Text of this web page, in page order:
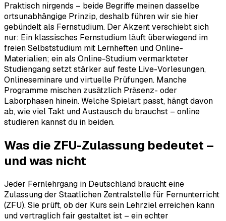
Praktisch nirgends – beide Begriffe meinen dasselbe
ortsunabhängige Prinzip, deshalb führen wir sie hier
gebündelt als Fernstudium. Der Akzent verschiebt sich
nur: Ein klassisches Fernstudium läuft überwiegend im
freien Selbststudium mit Lernheften und Online-
Materialien; ein als Online-Studium vermarkteter
Studiengang setzt stärker auf feste Live-Vorlesungen,
Onlineseminare und virtuelle Prüfungen. Manche
Programme mischen zusätzlich Präsenz- oder
Laborphasen hinein. Welche Spielart passt, hängt davon
ab, wie viel Takt und Austausch du brauchst – online
studieren kannst du in beiden.
Was die ZFU-Zulassung bedeutet –
und was nicht
Jeder Fernlehrgang in Deutschland braucht eine
Zulassung der Staatlichen Zentralstelle für Fernunterricht
(ZFU). Sie prüft, ob der Kurs sein Lehrziel erreichen kann
und vertraglich fair gestaltet ist – ein echter